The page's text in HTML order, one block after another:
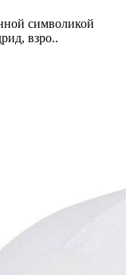
символикой
взро..